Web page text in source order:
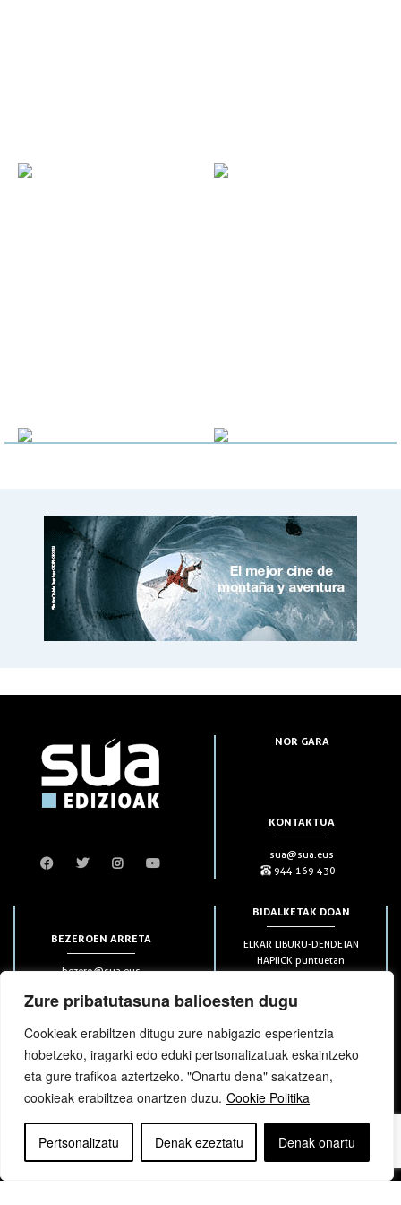
Zure pribatutasuna balioesten dugu
Cookieak erabiltzen ditugu zure nabigazio esperientzia
hobetzeko, iragarki edo eduki pertsonalizatuak eskaintzeko
eta gure trafikoa aztertzeko. "Onartu dena" sakatzean,
cookieak erabiltzea onartzen duzu. Cookie Politika
Pertsonalizatu Denak ezeztatu Denak onartu
NOR GARA
KONTAKTUA
sua@sua.eus
944 169 430
BEZEROEN ARRETA
bezero@sua.eus
HARPIDETZAK
BIDALKETAK DOAN
ELKAR LIBURU-DENDETAN
HAPIICK puntuetan
(soilik penintsulan)